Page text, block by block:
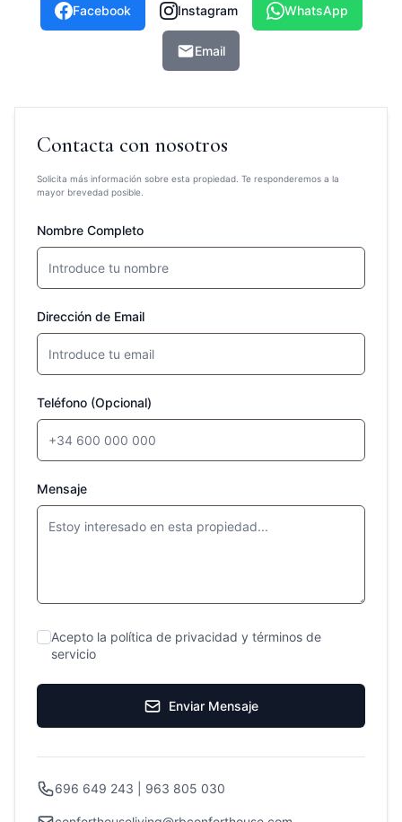
Facebook Instagram WhatsApp
Email
Contacta con nosotros
Solicita más información sobre esta propiedad. Te responderemos a la
mayor brevedad posible.
Nombre Completo
Dirección de Email
Teléfono (Opcional)
Mensaje
Acepto la política de privacidad y términos de
servicio
Enviar Mensaje
696 649 243 | 963 805 030